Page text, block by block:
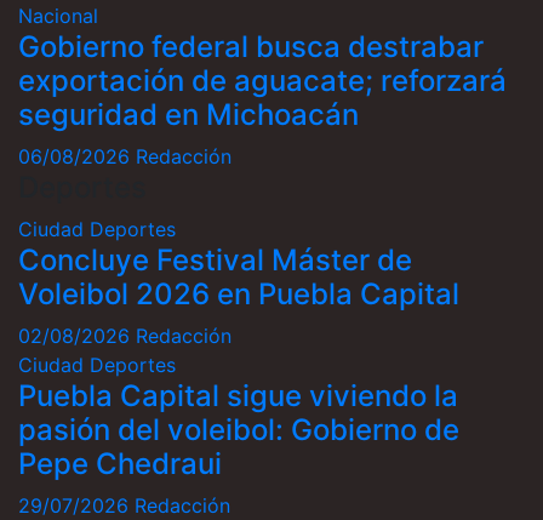
Nacional
Gobierno federal busca destrabar
exportación de aguacate; reforzará
seguridad en Michoacán
06/08/2026 Redacción
Ciudad Deportes
Concluye Festival Máster de
Voleibol 2026 en Puebla Capital
02/08/2026 Redacción
Ciudad Deportes
Puebla Capital sigue viviendo la
pasión del voleibol: Gobierno de
Pepe Chedraui
29/07/2026 Redacción